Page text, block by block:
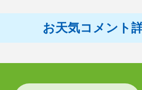
お天気コメント